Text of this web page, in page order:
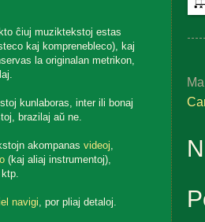
ĉiuj muziktekstoj estas
kaj komprenebleco), kaj
la originalan metrikon,
kunlaboras, inter ili bonaj
brazilaj aŭ ne.
akompanasvideoj,
(kaj aliaj instrumentoj),
ktp.
navigi, por pliaj detaloj.